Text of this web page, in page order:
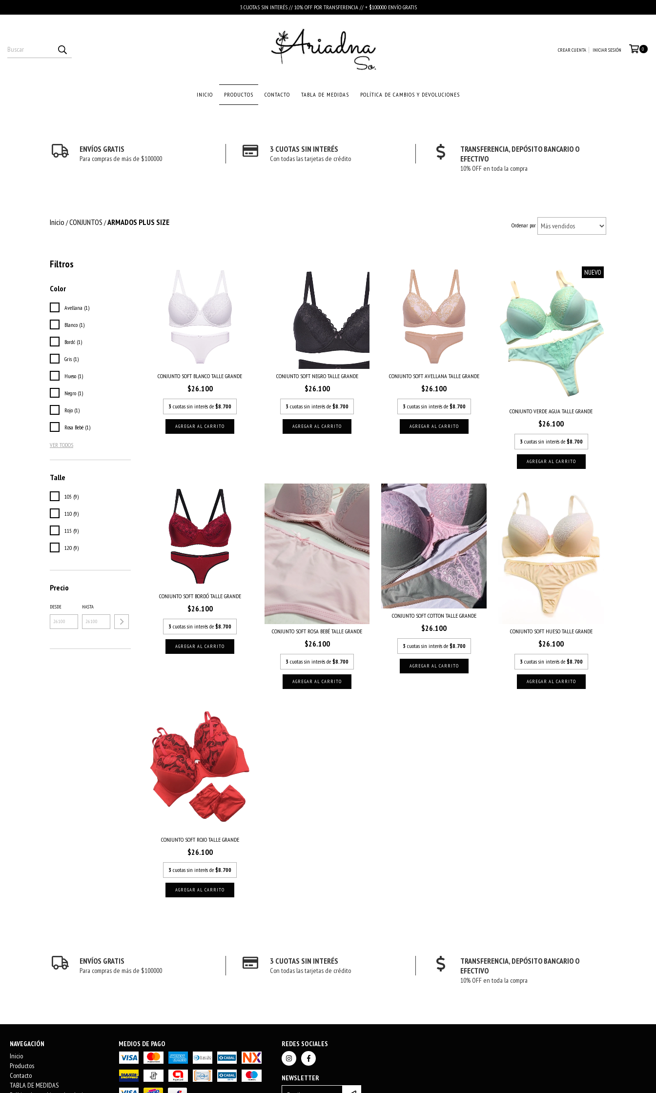
3 CUOTAS SIN INTERÉS // 10% OFF POR TRANSFERENCIA // + $100000 ENVÍO GRATIS
CREAR CUENTA INICIAR SESIÓN 0
INICIO PRODUCTOS CONTACTO TABLA DE MEDIDAS POLÍTICA DE CAMBIOS Y DEVOLUCIONES
ENVÍOS GRATIS
Para compras de más de $100000
3 CUOTAS SIN INTERÉS
Con todas las tarjetas de crédito
TRANSFERENCIA, DEPÓSITO BANCARIO O
EFECTIVO
10% OFF en toda la compra
Inicio /CONJUNTOS /ARMADOS PLUS SIZE Ordenar por
Filtros
Color
Avellana (1)
Blanco (1)
Bordó (1)
Gris (1)
Hueso (1)
Negro (1)
Rojo (1)
Rosa Bebé (1)
VER TODOS
Talle
105 (9)
110 (9)
115 (9)
120 (9)
Precio
DESDE HASTA
CONJUNTO SOFT BLANCO TALLE GRANDE
$26.100
3 cuotas sin interés de$8.700
AGREGAR AL CARRITO
CONJUNTO SOFT NEGRO TALLE GRANDE
$26.100
3 cuotas sin interés de$8.700
AGREGAR AL CARRITO
CONJUNTO SOFT AVELLANA TALLE GRANDE
$26.100
3 cuotas sin interés de $8.700
AGREGAR AL CARRITO
NUEVO
CONJUNTO VERDE AGUA TALLE GRANDE
$26.100
3 cuotas sin interés de $8.700
AGREGAR AL CARRITO
CONJUNTO SOFT BORDÓ TALLE GRANDE
$26.100
3 cuotas sin interés de$8.700
AGREGAR AL CARRITO
CONJUNTO SOFT ROSA BEBÉ TALLE GRANDE
$26.100
3 cuotas sin interés de$8.700
AGREGAR AL CARRITO
CONJUNTO SOFT COTTON TALLE GRANDE
$26.100
3 cuotas sin interés de $8.700
AGREGAR AL CARRITO
CONJUNTO SOFT HUESO TALLE GRANDE
$26.100
3 cuotas sin interés de $8.700
AGREGAR AL CARRITO
CONJUNTO SOFT ROJO TALLE GRANDE
$26.100
3 cuotas sin interés de$8.700
AGREGAR AL CARRITO
ENVÍOS GRATIS
Para compras de más de $100000
3 CUOTAS SIN INTERÉS
Con todas las tarjetas de crédito
TRANSFERENCIA, DEPÓSITO BANCARIO O
EFECTIVO
10% OFF en toda la compra
NAVEGACIÓN
Inicio
Productos
Contacto
TABLA DE MEDIDAS
MEDIOS DE PAGO REDES SOCIALES
NEWSLETTER